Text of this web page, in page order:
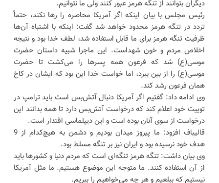
دیگران بتوانند از تنگه هرمز عبور کنند ولی ما نتوانیم.
رئیس مجلس با بیان اینکه اگر آمریکا محاصره را رها نکند، حتماً
تردد در تنگه هرمز محدود خواهد شد گفت: اینکه با اشتباه آن‌ها
ظرفیت تنگه هرمز برای ما قابل استفاده شد، لطف خدا بود و نتیجه
اخلاص مردم و خون شهداست. این ماجرا شبیه داستان حضرت
موسی(ع) شد که فرعون همه پسرها را می‌کشت تا حضرت
موسی(ع) را از بین ببرد، اما خواست خدا این بود که ایشان در کاخ
همان فرعون رشد کند.
وی ادامه داد: گفتیم اگر آمریکا دنبال آتش‌بس است باید ترامپ در
توییت خود اعلام کند که درخواست آتش‌بس دارد تا همه بدانند این
درخواست از سوی آنان بوده است و این دیپلماسی اقتدار است.
قالیباف افزود: ما پیروز میدان بودیم و دشمن به هیچ‌کدام از 9
هدف خود نرسیده بود و ایران نیز بر تنگه مسلط بود.
وی بیان داشت: تنگه هرمز تنگه‌ای است که مردم دنیا و کشورها باید
از آن استفاده کنند. ما متوجه این موضوع هستیم. ما مثل آمریکا
نیستیم که ببلعیم و هر چه می‌خواهیم را ببریم.